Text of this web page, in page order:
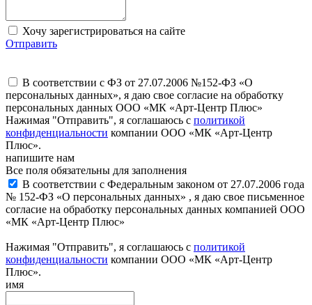
Хочу зарегистрироваться на сайте
Отправить
В соответствии с ФЗ от 27.07.2006 №152-ФЗ «О
персональных данных», я даю свое согласие на обработку
персональных данных ООО «МК «Арт-Центр Плюс»
Нажимая "Отправить", я соглашаюсь с политикой
конфиденциальности компании ООО «МК «Арт-Центр
Плюс».
напишите нам
Все поля обязательны для заполнения
В соответствии с Федеральным законом от 27.07.2006 года
№ 152-ФЗ «О персональных данных» , я даю свое письменное
согласие на обработку персональных данных компанией ООО
«МК «Арт-Центр Плюс»
Нажимая "Отправить", я соглашаюсь с политикой
конфиденциальности компании ООО «МК «Арт-Центр
Плюс».
имя